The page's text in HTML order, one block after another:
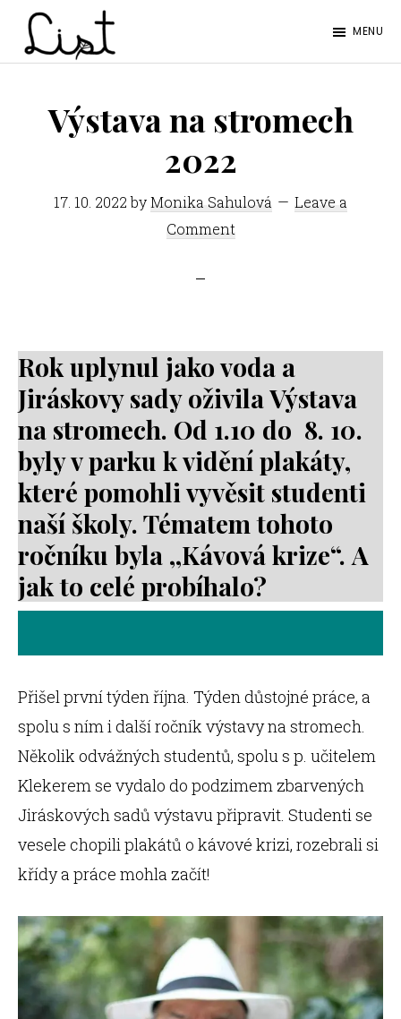
Skip
Skip
LIST
časopis
SŠPGHS
MENU
Výstava na stromech
2022
17. 10. 2022byMonika Sahulová
Leave a
Comment
Rok uplynul jako voda a
Jiráskovy sady oživila Výstava
na stromech. Od 1.10 do 8. 10.
byly v parku k vidění plakáty,
které pomohli vyvěsit studenti
naší školy. Tématem tohoto
ročníku byla ,,Kávová krize“. A
jak to celé probíhalo?
Přišel první týden října. Týden důstojné práce, a
spolu s ním i další ročník výstavy na stromech.
Několik odvážných studentů, spolu s p. učitelem
Klekerem se vydalo do podzimem zbarvených
Jiráskových sadů výstavu připravit. Studenti se
vesele chopili plakátů o kávové krizi, rozebrali si
křídy a práce mohla začít!